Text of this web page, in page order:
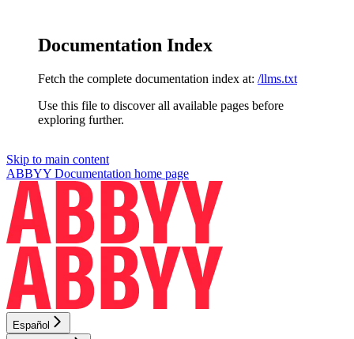
Documentation Index
Fetch the complete documentation index at: /llms.txt
Use this file to discover all available pages before
exploring further.
Skip to main content
ABBYY Documentation home page
Español